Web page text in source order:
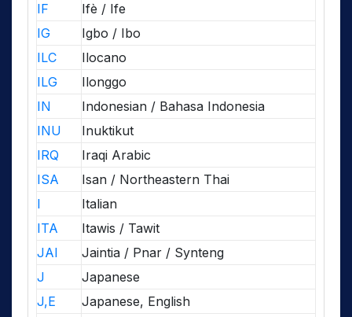
IF
Ifè / Ife
IG
Igbo / Ibo
ILC
Ilocano
ILG
Ilonggo
IN
Indonesian / Bahasa Indonesia
INU
Inuktikut
IRQ
Iraqi Arabic
ISA
Isan / Northeastern Thai
I
Italian
ITA
Itawis / Tawit
JAI
Jaintia / Pnar / Synteng
J
Japanese
J,E
Japanese, English